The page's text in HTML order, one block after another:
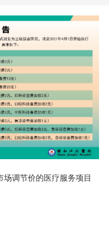
场调节价的医疗服务项目